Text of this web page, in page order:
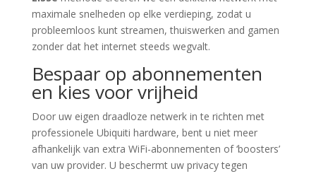
maximale snelheden op elke verdieping, zodat u
probleemloos kunt streamen, thuiswerken and gamen
zonder dat het internet steeds wegvalt.
Bespaar op abonnementen
en kies voor vrijheid
Door uw eigen draadloze netwerk in te richten met
professionele Ubiquiti hardware, bent u niet meer
afhankelijk van extra WiFi-abonnementen of ‘boosters’
van uw provider. U beschermt uw privacy tegen